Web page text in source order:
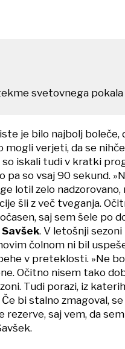
svetovnega pokala
je bilo najbolj boleče,
mogli verjeti, da se
so iskali tudi v kratki
pa so vsaj 90 sekund.
lotil zelo
šli z več tveganja.
saj sem šele po
. V letošnji
čolnom ni bil
v preteklosti. »Ne
Očitno nisem tako
Tudi porazi, iz
bi stalno zmagoval,
rezerve, saj vem, da